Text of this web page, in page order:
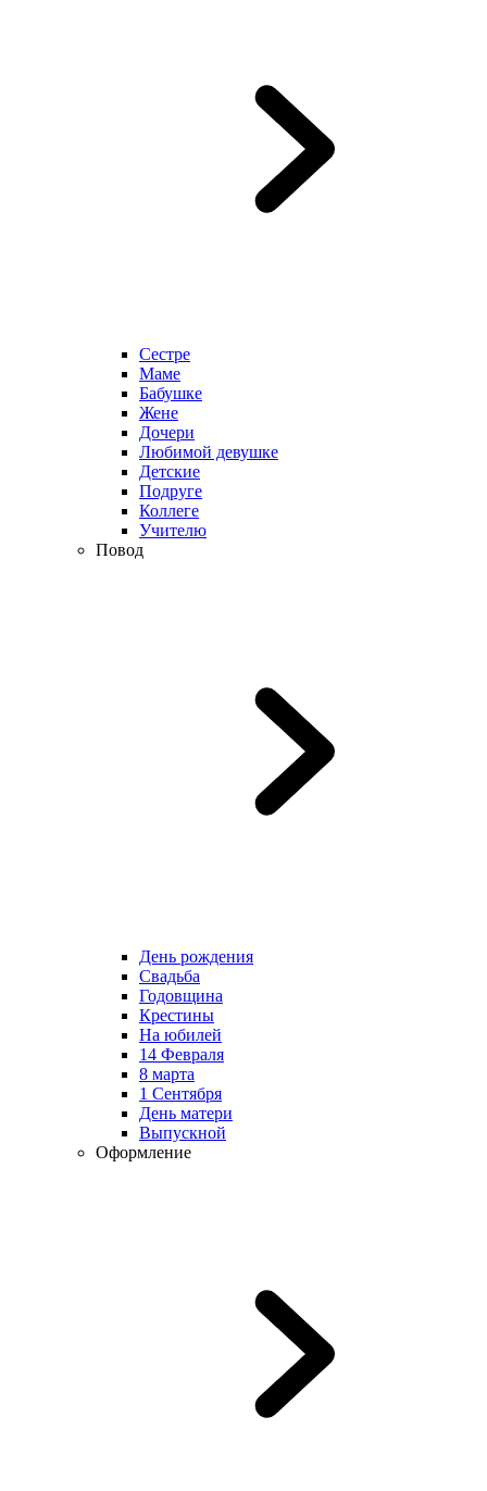
Сестре
Маме
Бабушке
Жене
Дочери
Любимой девушке
Детские
Подруге
Коллеге
Учителю
Повод
День рождения
Свадьба
Годовщина
Крестины
На юбилей
14 Февраля
8 марта
1 Сентября
День матери
Выпускной
Оформление